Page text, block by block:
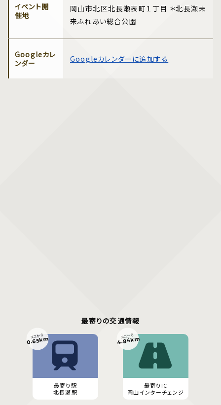
イベント開
催地
岡山市北区北長瀬表町１丁目 ＊北長瀬未
来ふれあい総合公園
Googleカレ
ンダー
Googleカレンダーに追加する
最寄りの交通情報
最寄り駅
北長瀬駅
ココから
0.65km
最寄りIC
岡山インターチェンジ
ココから
4.84km